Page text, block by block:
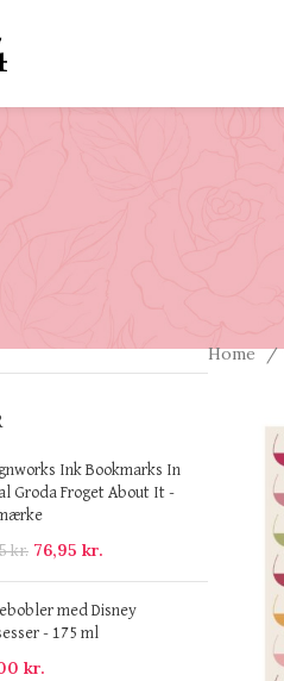
Ink Bookmarks In
Groda Froget About It -
kr. 76,95 kr.
med Disney
- 175 ml
kr.
Home